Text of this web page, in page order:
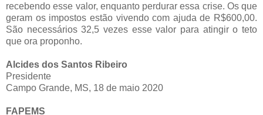
recebendo esse valor, enquanto perdurar essa crise. Os que
geram os impostos estão vivendo com ajuda de R$600,00.
São necessários 32,5 vezes esse valor para atingir o teto
que ora proponho.
Alcides dos Santos Ribeiro
Presidente
Campo Grande, MS, 18 de maio 2020
FAPEMS